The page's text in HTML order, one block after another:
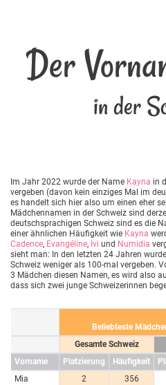
Der
in der
Im Jahr 2022 wurde der Name Kayna in
vergeben (davon kein einziges Mal im
es handelt sich hier also um einen eher
Mädchennamen in der Schweiz sind
deutschsprachigen Schweiz sind es die
einer ähnlichen Häufigkeit wie Kayna
Cadence, Evangéline, Ivi und Numidia
sieht man: In den letzten 24 Jahren
Schweiz weniger als 100-mal vergeben.
3 Mädchen diesen Namen, es wird also
dass sich zwei junge Schweizerinnen
Beliebteste
Gesamte Schweiz
Vorname
Platzierung Häufigkeit
Mia
2 356